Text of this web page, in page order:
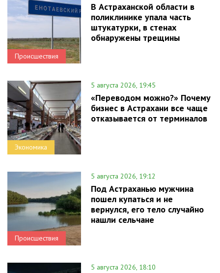
Происшествия
В Астраханской области в
поликлинике упала часть
штукатурки, в стенах
обнаружены трещины
Экономика
5 августа 2026, 19:45
«Переводом можно?» Почему
бизнес в Астрахани все чаще
отказывается от терминалов
Происшествия
5 августа 2026, 19:12
Под Астраханью мужчина
пошел купаться и не
вернулся, его тело случайно
нашли сельчане
5 августа 2026, 18:10